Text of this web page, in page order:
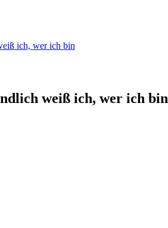
ich, wer ich bin
weiß ich, wer ich bin